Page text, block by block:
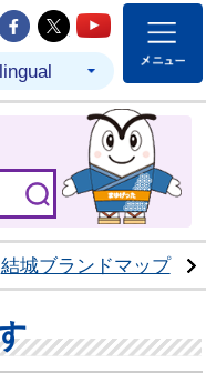
公式LINE
城市公式Instagram
結城市公式
結城市公式
結城市
結城ブランドマップ